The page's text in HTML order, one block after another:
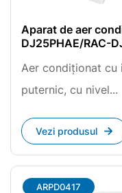
Aparat de aer
DJ25PHAE/RAC-
Aer condiționat cu
puternic, cu nivel...
Vezi produsul
ARPD0417